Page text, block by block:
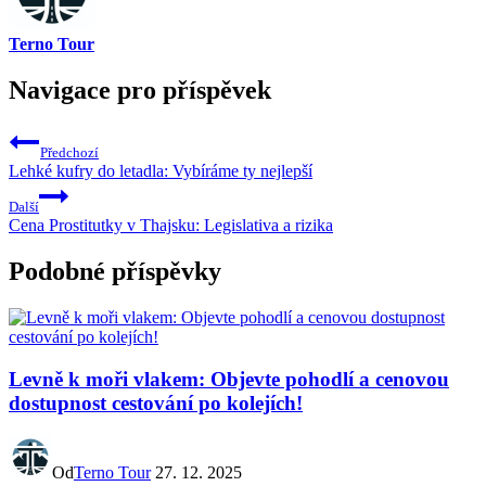
Terno Tour
Navigace pro příspěvek
Předchozí
Lehké kufry do letadla: Vybíráme ty nejlepší
Další
Cena Prostitutky v Thajsku: Legislativa a rizika
Podobné příspěvky
Levně k moři vlakem: Objevte pohodlí a cenovou
dostupnost cestování po kolejích!
OdTerno Tour 27. 12. 2025